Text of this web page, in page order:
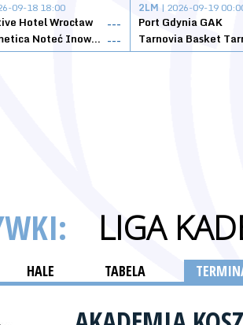
09-18 18:00
Hotel Wrocław
---
KSK Qemetica Noteć Inowrocław ---
2LM | 2026-09-19
Port Gdynia GAK
LIGA
HALE TABELA